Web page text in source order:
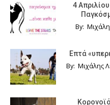
4
By:
Επτά
By: Μιχάλης